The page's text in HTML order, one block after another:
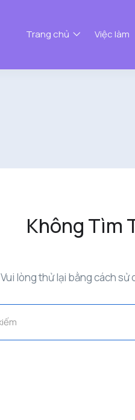
Trang chủ Việc làm
Không Tìm
Vui lòng thử lại bằng cách sử